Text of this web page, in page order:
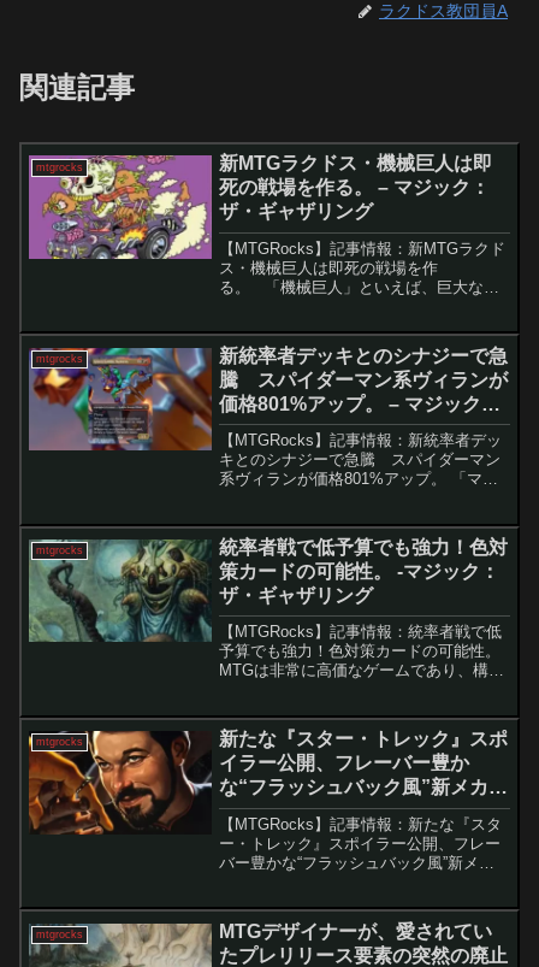
ラクドス教団員A
関連記事
mtgrocks
新MTGラクドス・機械巨人は即
死の戦場を作る。 – マジック：
ザ・ギャザリング
【MTGRocks】記事情報：新MTGラクド
ス・機械巨人は即死の戦場を作
る。 「機械巨人」といえば、巨大なア
られている。初登場はカラデシュ（現在
のアヴィシュカー）で...
mtgrocks
新統率者デッキとのシナジーで急
騰 スパイダーマン系ヴィランが
価格801%アップ。 – マジック：
ザ・ギャザリング
【MTGRocks】記事情報：新統率者デッ
キとのシナジーで急騰 スパイダーマン
系ヴィランが価格801%アップ。 「マー
ベル スーパー・ヒーローズ」の統率者デ
ッキ全4種...
mtgrocks
統率者戦で低予算でも強力！色対
策カードの可能性。 -マジック：
ザ・ギャザリング
【MTGRocks】記事情報：統率者戦で低
予算でも強力！色対策カードの可能性。
MTGは非常に高価なゲームであり、構築
カードも珍しくありません。しかし、予
算を抑えつつ...
mtgrocks
新たな『スター・トレック』スポ
イラー公開、フレーバー豊か
な“フラッシュバック風”新メカニ
ズムを披露。- マジック：ザ・ギ
ャザリング
【MTGRocks】記事情報：新たな『スタ
ー・トレック』スポイラー公開、フレー
バー豊かな“フラッシュバック風”新メカ
to Vegas」コンベンションにおいて、
今...
mtgrocks
MTGデザイナーが、愛されてい
たプレリリース要素の突然の廃止